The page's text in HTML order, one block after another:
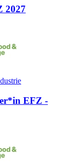
2027
EFZ -